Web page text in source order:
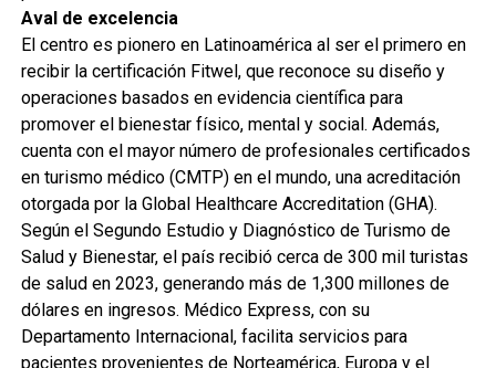
Aval de excelencia
El centro es pionero en Latinoamérica al ser el primero en
recibir la certificación Fitwel, que reconoce su diseño y
operaciones basados en evidencia científica para
promover el bienestar físico, mental y social. Además,
cuenta con el mayor número de profesionales certificados
en turismo médico (CMTP) en el mundo, una acreditación
otorgada por la Global Healthcare Accreditation (GHA).
Según el Segundo Estudio y Diagnóstico de Turismo de
Salud y Bienestar, el país recibió cerca de 300 mil turistas
de salud en 2023, generando más de 1,300 millones de
dólares en ingresos. Médico Express, con su
Departamento Internacional, facilita servicios para
pacientes provenientes de Norteamérica, Europa y el